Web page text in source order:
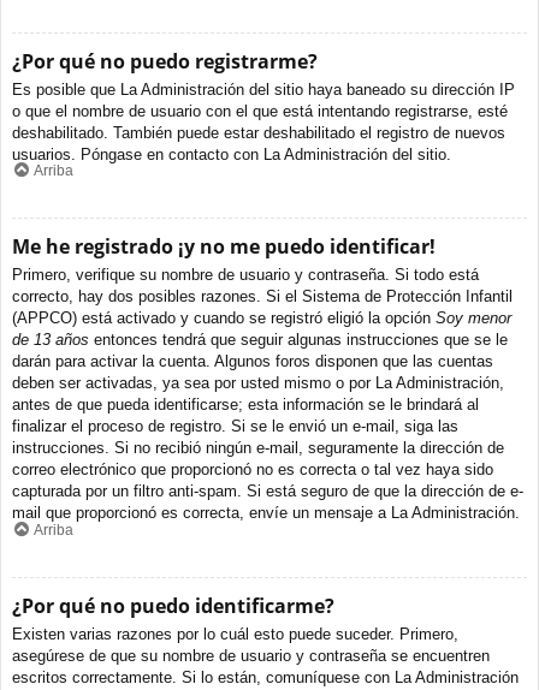
¿Por qué no puedo registrarme?
Es posible que La Administración del sitio haya baneado su dirección IP
o que el nombre de usuario con el que está intentando registrarse, esté
deshabilitado. También puede estar deshabilitado el registro de nuevos
usuarios. Póngase en contacto con La Administración del sitio.
Arriba
Me he registrado ¡y no me puedo identificar!
Primero, verifique su nombre de usuario y contraseña. Si todo está
correcto, hay dos posibles razones. Si el Sistema de Protección Infantil
(APPCO) está activado y cuando se registró eligió la opción Soy menor
de 13 años entonces tendrá que seguir algunas instrucciones que se le
darán para activar la cuenta. Algunos foros disponen que las cuentas
deben ser activadas, ya sea por usted mismo o por La Administración,
antes de que pueda identificarse; esta información se le brindará al
finalizar el proceso de registro. Si se le envió un e-mail, siga las
instrucciones. Si no recibió ningún e-mail, seguramente la dirección de
correo electrónico que proporcionó no es correcta o tal vez haya sido
capturada por un filtro anti-spam. Si está seguro de que la dirección de e-
mail que proporcionó es correcta, envíe un mensaje a La Administración.
Arriba
¿Por qué no puedo identificarme?
Existen varias razones por lo cuál esto puede suceder. Primero,
asegúrese de que su nombre de usuario y contraseña se encuentren
escritos correctamente. Si lo están, comuníquese con La Administración